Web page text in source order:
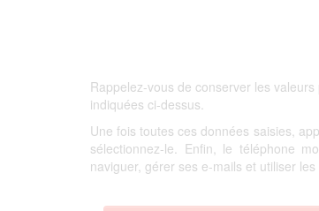
Rappelez-vous de conserver les
indiquées ci-dessus.
Une fois toutes ces données saisies,
sélectionnez-le. Enfin, le téléphone
naviguer, gérer ses e-mails et utiliser